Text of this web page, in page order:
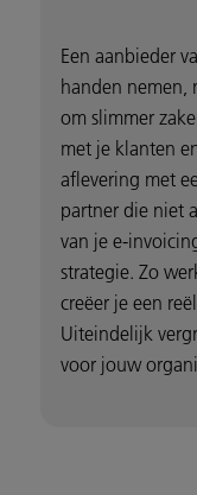
Een aanbieder
handen nemen,
om slimmer
met je klanten
aflevering met
partner die niet
van je e-
strategie. Zo
creëer je een
Uiteindelijk
voor jouw